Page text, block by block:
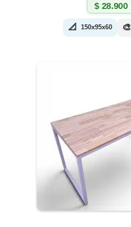
$28.900
📐 150x95x60 🎨